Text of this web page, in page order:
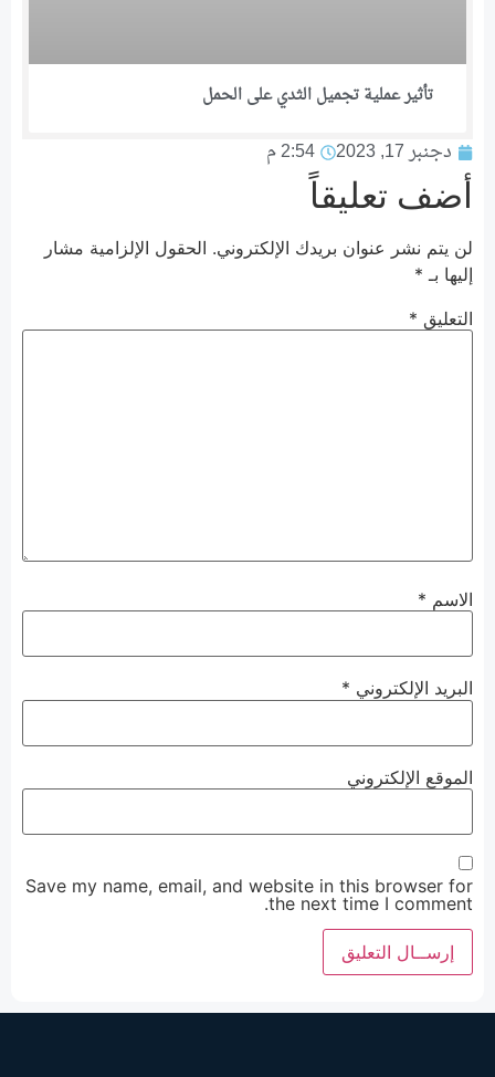
تأثير عملية تجميل الثدي على الحمل
دجنبر 17, 2023 2:54 م
أضف تعليقاً
لن يتم نشر عنوان بريدك الإلكتروني. الحقول الإلزامية مشار
إليها بـ *
التعليق*
الاسم*
البريد الإلكتروني*
الموقع الإلكتروني
Save my name, email, and website in this browser for
the next time I comment.